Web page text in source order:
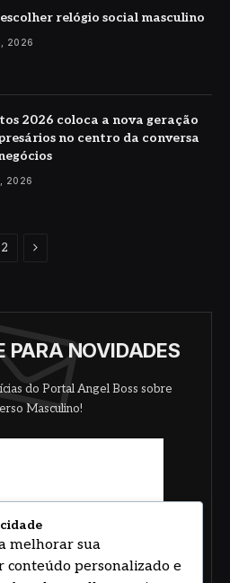
relógio social masculino
2026
2026 coloca a nova geração
no centro da conversa
2026
Proximo
PARA NOVIDADES
do Portal Angel Boss sobre
Masculino!
melhorar sua
conteúdo personalizado e